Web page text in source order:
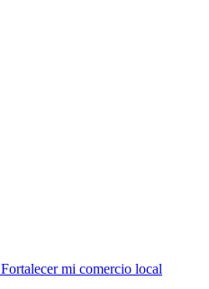
Fortalecer mi comercio local